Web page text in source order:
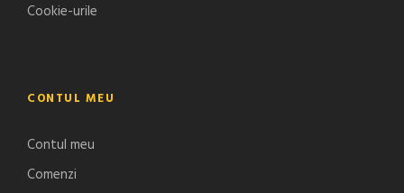
Cookie-urile
CONTUL MEU
Contul meu
Comenzi